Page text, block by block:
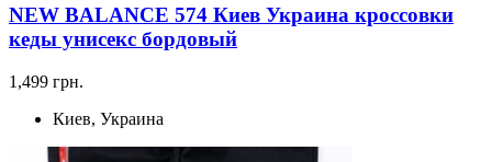
NEW BALANCE 574 Киев Украина кроссовки
кеды унисекс бордовый
1,499 грн.
Киев, Украина